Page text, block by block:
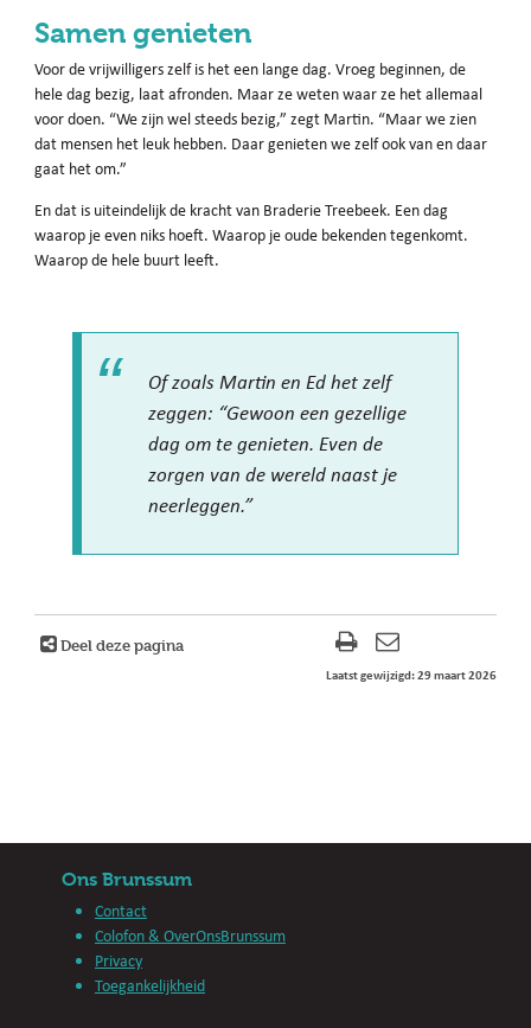
Samen genieten
Voor de vrijwilligers zelf is het een lange dag. Vroeg beginnen, de
hele dag bezig, laat afronden. Maar ze weten waar ze het allemaal
voor doen. “We zijn wel steeds bezig,” zegt Martin. “Maar we zien
dat mensen het leuk hebben. Daar genieten we zelf ook van en daar
gaat het om.”
En dat is uiteindelijk de kracht van Braderie Treebeek. Een dag
waarop je even niks hoeft. Waarop je oude bekenden tegenkomt.
Waarop de hele buurt leeft.
Of zoals Martin en Ed het zelf
zeggen: “Gewoon een gezellige
dag om te genieten. Even de
zorgen van de wereld naast je
neerleggen.”
Deel deze pagina
Laatst gewijzigd: 29 maart 2026
Ons Brunssum
Contact
Colofon & OverOnsBrunssum
Privacy
Toegankelijkheid